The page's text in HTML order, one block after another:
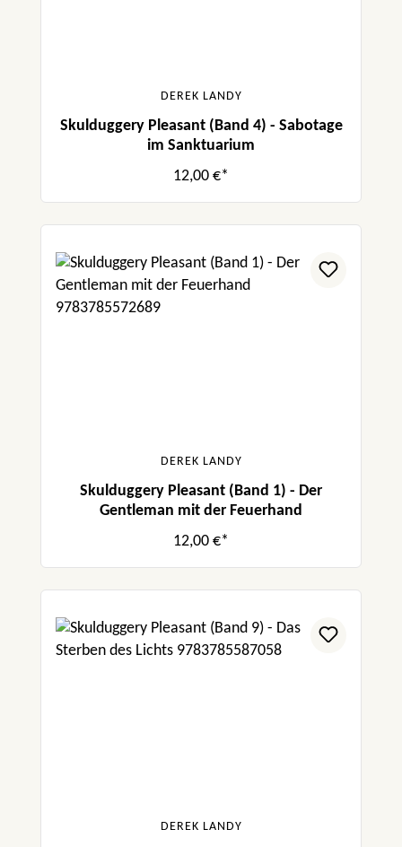
DEREK LANDY
Skulduggery Pleasant (Band 4) - Sabotage
im Sanktuarium
12,00 €*
DEREK LANDY
Skulduggery Pleasant (Band 1) - Der
Gentleman mit der Feuerhand
12,00 €*
DEREK LANDY